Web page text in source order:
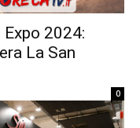
2024:
La San
0